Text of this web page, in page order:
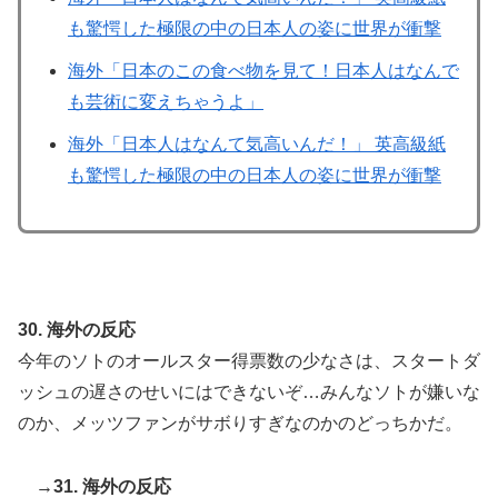
も驚愕した極限の中の日本人の姿に世界が衝撃
海外「日本のこの食べ物を見て！日本人はなんで
も芸術に変えちゃうよ」
海外「日本人はなんて気高いんだ！」 英高級紙
も驚愕した極限の中の日本人の姿に世界が衝撃
30. 海外の反応
今年のソトのオールスター得票数の少なさは、スタートダ
ッシュの遅さのせいにはできないぞ…みんなソトが嫌いな
のか、メッツファンがサボりすぎなのかのどっちかだ。
→31. 海外の反応